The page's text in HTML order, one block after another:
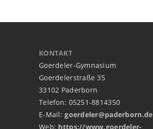
KONTAKT
Goerdeler-Gymnasium
Goerdelerstraße 35
33102 Paderborn
Telefon: 05251-8814350
E-Mail:goerdeler@paderborn.de
Web: https://www.goerdeler-